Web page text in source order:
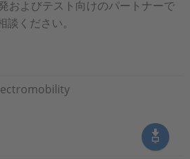
およびテスト向けのパートナーで
談ください。